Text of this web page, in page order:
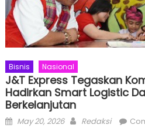
Bisnis Nasional
J&T Express Tegaskan
Hadirkan Smart Logistic
Berkelanjutan
Posted
May 20, 2026 Author
Redaksi